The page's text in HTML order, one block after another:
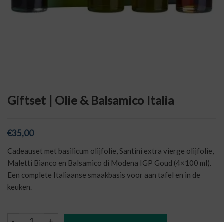
Giftset | Olie & Balsamico Italia
€35,00
Cadeauset met basilicum olijfolie, Santini extra vierge olijfolie,
Maletti Bianco en Balsamico di Modena IGP Goud (4×100 ml).
Een complete Italiaanse smaakbasis voor aan tafel en in de
keuken.
Giftset